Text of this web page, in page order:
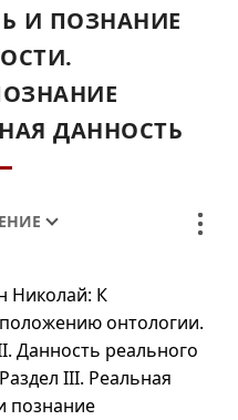
И ПОЗНАНИЕ
ДАННОСТЬ
Николай: К
онтологии.
Данность реального
III. Реальная
познание